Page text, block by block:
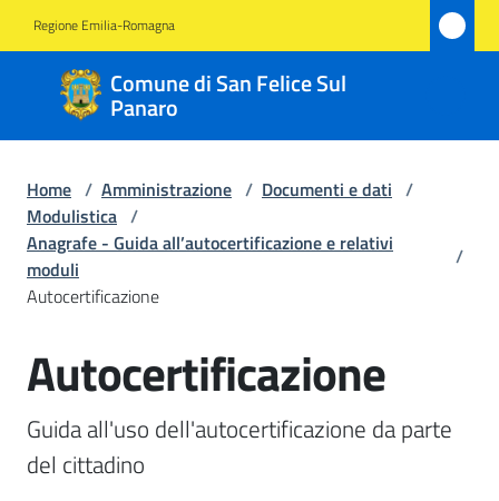
Regione Emilia-Romagna
Comune di San Felice Sul
Panaro
Comune
di San
Felice
Sul
Panaro
Amministrazione
Novità
Servizi
Home / Amministrazione / Documenti e dati /
Modulistica /
Anagrafe - Guida all’autocertificazione e relativi
moduli
/
Autocertificazione
Salta al contenuto
Autocertificazione
Guida all'uso dell'autocertificazione da parte
del cittadino